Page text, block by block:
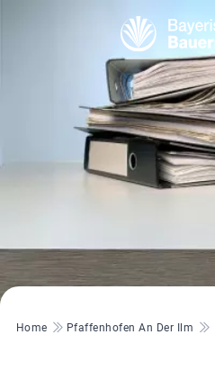
Pfadnavigation
Home Pfaffenhofen An Der Ilm